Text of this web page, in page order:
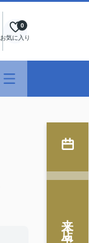
お気に入り
0
来店予約